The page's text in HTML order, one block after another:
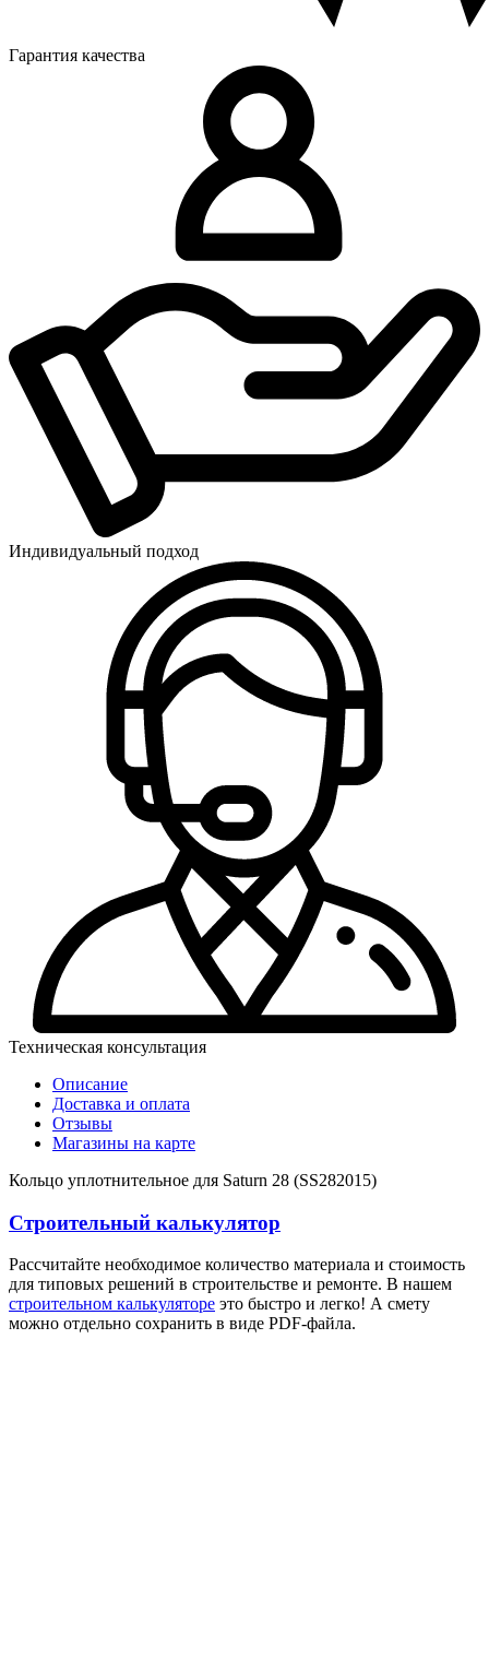
Гарантия качества
Индивидуальный подход
Техническая консультация
Описание
Доставка и оплата
Отзывы
Магазины на карте
Кольцо уплотнительное для Saturn 28 (SS282015)
Строительный калькулятор
Рассчитайте необходимое количество материала и стоимость
для типовых решений в строительстве и ремонте. В нашем
строительном калькуляторе это быстро и легко! А смету
можно отдельно сохранить в виде PDF-файла.